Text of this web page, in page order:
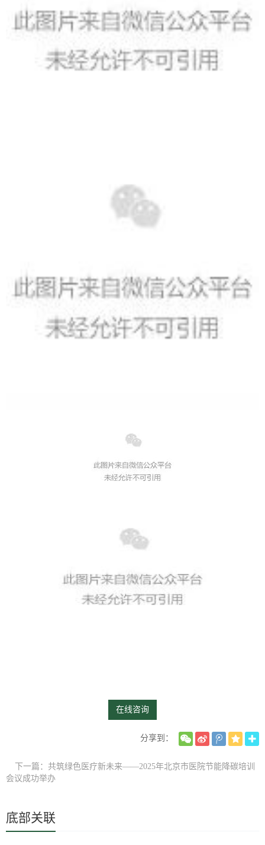
在线咨询
分享到：
下一篇：共筑绿色医疗新未来——2025年北京市医院节能降碳培训
会议成功举办
底部关联